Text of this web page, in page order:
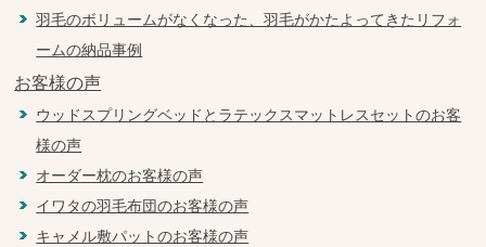
羽毛のボリュームがなくなった、羽毛がかたよってきたリフォ
ームの納品事例
お客様の声
ウッドスプリングベッドとラテックスマットレスセットのお客
様の声
オーダー枕のお客様の声
イワタの羽毛布団のお客様の声
キャメル敷パットのお客様の声